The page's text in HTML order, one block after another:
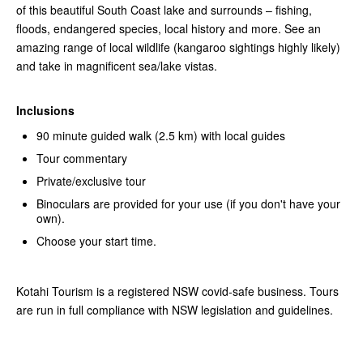
of this beautiful South Coast lake and surrounds – fishing,
floods, endangered species, local history and more. See an
amazing range of local wildlife (kangaroo sightings highly likely)
and take in magnificent sea/lake vistas.
Inclusions
90 minute guided walk (2.5 km) with local guides
Tour commentary
Private/exclusive tour
Binoculars are provided for your use (if you don't have your
own).
Choose your start time.
Kotahi Tourism is a registered NSW covid-safe business. Tours
are run in full compliance with NSW legislation and guidelines.